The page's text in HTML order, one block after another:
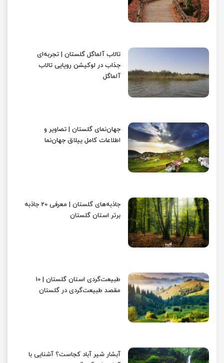
تالاب آلماگل گلستان | تجربه‌ای
جذاب در لوکیشن رویایی تالاب
آلماگل
جهان‌نمای گلستان | تصاویر و
اطلاعات کامل ییلاق جهان‌نما
جاذبه‌های گلستان | معرفی 20 جاذبه
برتر استان گلستان
طبیعت‌گردی استان گلستان | 10
مقصد طبیعت‌گردی در گلستان
آبشار شیر آباد کجاست؟ آشنایی با